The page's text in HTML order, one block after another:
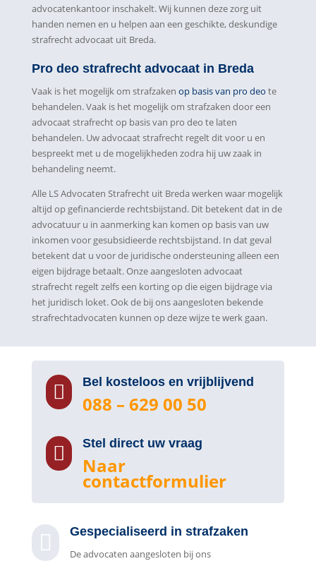
advocatenkantoor inschakelt. Wij kunnen deze zorg uit
handen nemen en u helpen aan een geschikte, deskundige
strafrecht advocaat uit Breda.
Pro deo strafrecht advocaat in Breda
Vaak is het mogelijk om strafzaken op basis van pro deo te
behandelen. Vaak is het mogelijk om strafzaken door een
advocaat strafrecht op basis van pro deo te laten
behandelen. Uw advocaat strafrecht regelt dit voor u en
bespreekt met u de mogelijkheden zodra hij uw zaak in
behandeling neemt.
Alle LS Advocaten Strafrecht uit Breda werken waar mogelijk
altijd op gefinancierde rechtsbijstand. Dit betekent dat in de
advocatuur u in aanmerking kan komen op basis van uw
inkomen voor gesubsidieerde rechtsbijstand. In dat geval
betekent dat u voor de juridische ondersteuning alleen een
eigen bijdrage betaalt. Onze aangesloten advocaat
strafrecht regelt zelfs een korting op die eigen bijdrage via
het juridisch loket. Ook de bij ons aangesloten bekende
strafrechtadvocaten kunnen op deze wijze te werk gaan.
 Bel kosteloos en vrijblijvend
088 – 629 00 50
 Stel direct uw vraag
Naar
contactformulier
 Gespecialiseerd in strafzaken
De advocaten aangesloten bij ons